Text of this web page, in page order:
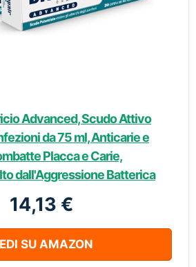
Advanced, Scudo Attivo
da 75 ml, Anticarie e
Placca e Carie,
dall'Aggressione Batterica
14,13 €
SU AMAZON